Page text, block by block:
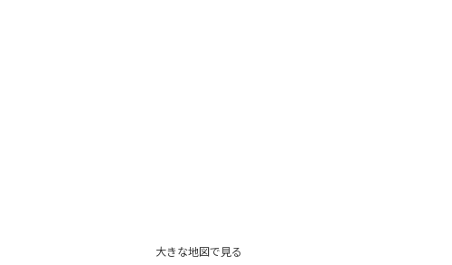
大きな地図で見る